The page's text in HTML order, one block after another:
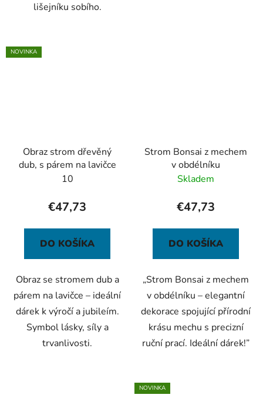
lišejníku sobího.
NOVINKA
Obraz strom dřevěný
dub, s párem na lavičce
10
€47,73
DO KOŠÍKA
Obraz se stromem dub a
párem na lavičce – ideální
dárek k výročí a jubileím.
Symbol lásky, síly a
trvanlivosti.
Strom Bonsai z mechem
v obdélníku
Skladem
€47,73
DO KOŠÍKA
„Strom Bonsai z mechem
v obdélníku – elegantní
dekorace spojující přírodní
krásu mechu s precizní
ruční prací. Ideální dárek!”
NOVINKA